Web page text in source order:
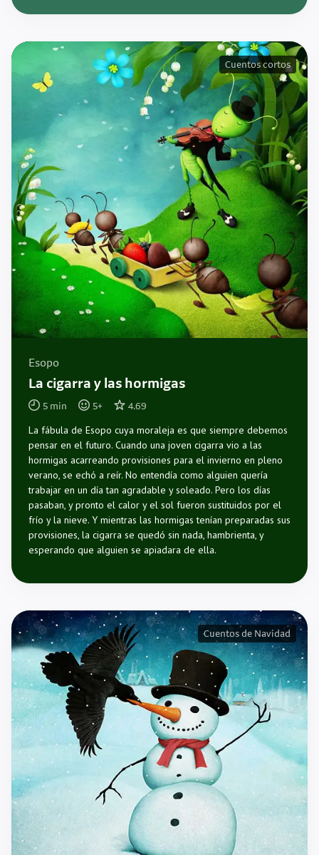
Esopo
La cigarra y las hormigas
5 min 5+ 4.69
La fábula de Esopo cuya moraleja es que siempre debemos
pensar en el futuro. Cuando una joven cigarra vio a las
hormigas acarreando provisiones para el invierno en pleno
verano, se echó a reír. No entendía como alguien quería
trabajar en un día tan agradable y soleado. Pero los días
pasaban, y pronto el calor y el sol fueron sustituidos por el
frío y la nieve. Y mientras las hormigas tenían preparadas sus
provisiones, la cigarra se quedó sin nada, hambrienta, y
esperando que alguien se apiadara de ella.
Cuentos cortos
Cuentos de Navidad